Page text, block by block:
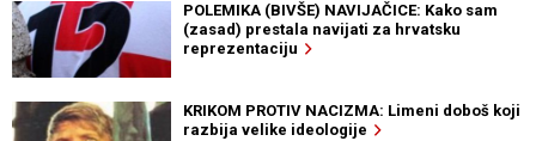
POLEMIKA (BIVŠE) NAVIJAČICE: Kako sam
(zasad) prestala navijati za hrvatsku
reprezentaciju
KRIKOM PROTIV NACIZMA: Limeni doboš koji
razbija velike ideologije